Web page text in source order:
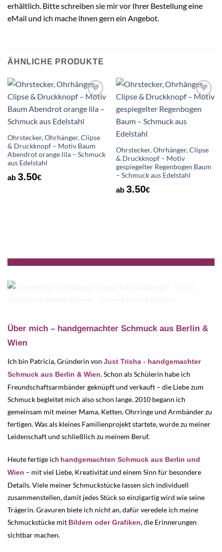
erhältlich. Bitte schreiben sie mir vor Ihrer Bestellung eine
eMail und ich mache ihnen gern ein Angebot.
ÄHNLICHE PRODUKTE
Wunschliste
Ohrstecker, Ohrhänger, Clipse
& Druckknopf – Motiv Baum
Abendrot orange lila – Schmuck
aus Edelstahl
ab 3.50€
Wunschliste
Ohrstecker, Ohrhänger, Clipse
& Druckknopf – Motiv
gespiegelter Regenbogen Baum
– Schmuck aus Edelstahl
ab 3.50€
Über mich – handgemachter Schmuck aus Berlin &
Wien
Ich bin Patricia, Gründerin von Just Trisha - handgemachter
Schmuck aus Berlin & Wien. Schon als Schülerin habe ich
Freundschaftsarmbänder geknüpft und verkauft – die Liebe zum
Schmuck begleitet mich also schon lange. 2010 begann ich
gemeinsam mit meiner Mama, Ketten, Ohrringe und Armbänder zu
fertigen. Was als kleines Familienprojekt startete, wurde zu meiner
Leidenschaft und schließlich zu meinem Beruf.
Heute fertige ich handgemachten Schmuck aus Berlin und
Wien – mit viel Liebe, Kreativität und einem Sinn für besondere
Details. Viele meiner Schmuckstücke lassen sich individuell
zusammenstellen, damit jedes Stück so einzigartig wird wie seine
Trägerin. Gravuren biete ich nicht an, dafür veredele ich meine
Schmuckstücke mit Bildern oder Grafiken, die Erinnerungen
sichtbar machen.